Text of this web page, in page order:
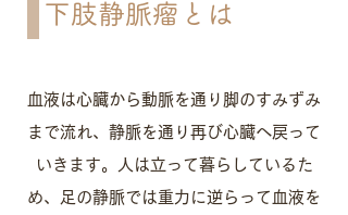
下肢静脈瘤とは
血液は心臓から動脈を通り脚のすみずみ
まで流れ、静脈を通り再び心臓へ戻って
いきます。人は立って暮らしているた
め、足の静脈では重力に逆らって血液を